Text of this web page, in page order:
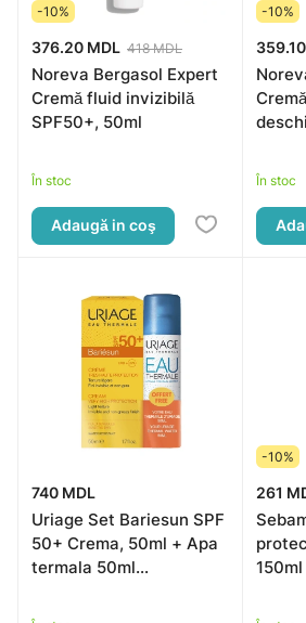
-10%
376.20 MDL 418 MDL
Noreva Bergasol Expert
Cremă fluid invizibilă
SPF50+, 50ml
În stoc
Adaugă in coş
-10%
În stoc
740 MDL
Uriage Set Bariesun SPF
50+ Crema, 50ml + Apa
termala 50ml
-10%
261